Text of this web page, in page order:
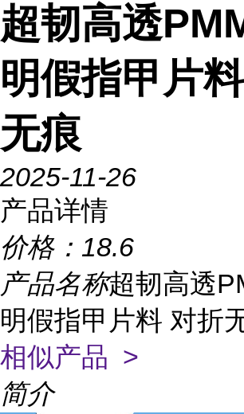
超韧高透
明假指甲片
无痕
2025-11-26
产品详情
价格： 18.6
产品名称超韧高透
明假指甲片料 对折
相似产品 >
简介